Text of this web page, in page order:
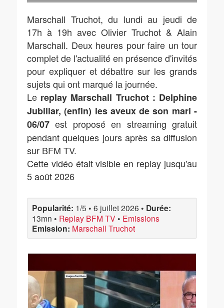
Marschall Truchot, du lundi au jeudi de
17h à 19h avec Olivier Truchot & Alain
Marschall. Deux heures pour faire un tour
complet de l'actualité en présence d'invités
pour expliquer et débattre sur les grands
sujets qui ont marqué la journée.
Le replay Marschall Truchot : Delphine
Jubillar, (enfin) les aveux de son mari -
06/07 est proposé en streaming gratuit
pendant quelques jours après sa diffusion
sur BFM TV.
Cette vidéo était visible en replay jusqu'au
5 août 2026
Popularité: 1/5 • 6 juillet 2026 • Durée:
13mn • Replay BFM TV • Emissions
Emission: Marschall Truchot